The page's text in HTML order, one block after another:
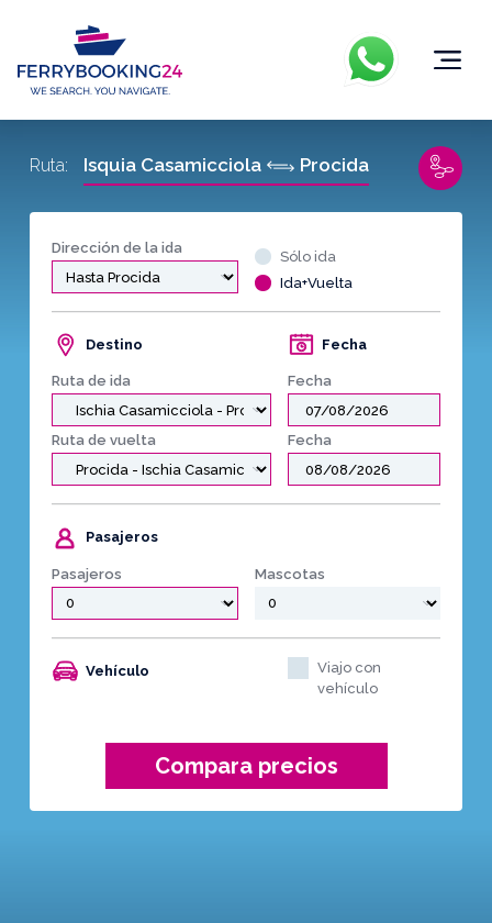
Dirección de la ida
Sólo ida
Ida+Vuelta
Destino
Ruta de ida
Fecha
Fecha
Ruta de vuelta Fecha
Pasajeros
Pasajeros Mascotas
Vehículo
Viajo con
vehículo
Compara precios
Ruta: Isquia Casamicciola Procida